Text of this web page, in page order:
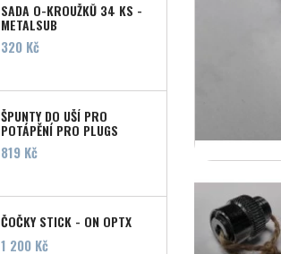
SADA O-KROUŽKŮ 34 KS -
METALSUB
Cena
320 Kč
ŠPUNTY DO UŠÍ PRO
POTÁPĚNÍ PRO PLUGS
Cena
819 Kč
ČOČKY STICK - ON OPTX
Cena
1 200 Kč